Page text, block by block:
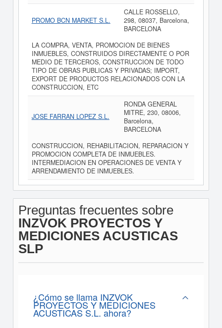
PROMO BCN MARKET S.L.
CALLE ROSSELLO,
298, 08037, Barcelona,
BARCELONA
LA COMPRA, VENTA, PROMOCION DE BIENES
INMUEBLES, CONSTRUIDOS DIRECTAMENTE O POR
MEDIO DE TERCEROS, CONSTRUCCION DE TODO
TIPO DE OBRAS PUBLICAS Y PRIVADAS; IMPORT,
EXPORT DE PRODUCTOS RELACIONADOS CON LA
CONSTRUCCION, ETC
JOSE FARRAN LOPEZ S.L.
RONDA GENERAL
MITRE, 230, 08006,
Barcelona,
BARCELONA
CONSTRUCCION, REHABILITACION, REPARACION Y
PROMOCION COMPLETA DE INMUEBLES.
INTERMEDIACION EN OPERACIONES DE VENTA Y
ARRENDAMIENTO DE INMUEBLES.
Preguntas frecuentes sobre
INZVOK PROYECTOS Y
MEDICIONES ACUSTICAS
SLP
¿Cómo se llama INZVOK
PROYECTOS Y MEDICIONES
ACUSTICAS S.L. ahora?